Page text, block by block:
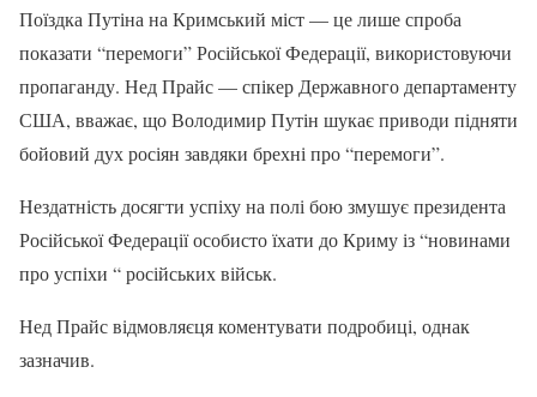
Поїздка Путіна на Кримський міст — це лише спроба
показати “перемоги” Російської Федерації, використовуючи
пропаганду. Нед Прайс — спікер Державного департаменту
США, вважає, що Володимир Путін шукає приводи підняти
бойовий дух росіян завдяки брехні про “перемоги”.
Нездатність досягти успіху на полі бою змушує президента
Російської Федерації особисто їхати до Криму із “новинами
про успіхи “ російських військ.
Нед Прайс відмовляєця коментувати подробиці, однак
зазначив.